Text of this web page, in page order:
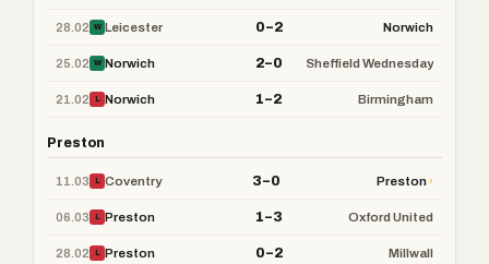
28.02 W Leicester 0–2 Norwich
25.02 W Norwich 2–0 Sheffield Wednesday
21.02 L Norwich 1–2 Birmingham
Preston
11.03 L Coventry 3–0 Preston›
06.03 L Preston 1–3 Oxford United
28.02 L Preston 0–2 Millwall